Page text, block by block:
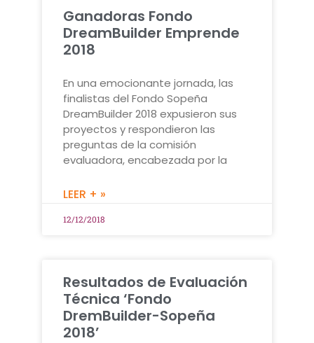
Ganadoras Fondo
DreamBuilder Emprende
2018
En una emocionante jornada, las
finalistas del Fondo Sopeña
DreamBuilder 2018 expusieron sus
proyectos y respondieron las
preguntas de la comisión
evaluadora, encabezada por la
LEER + »
12/12/2018
Resultados de Evaluación
Técnica ‘Fondo
DremBuilder-Sopeña
2018’